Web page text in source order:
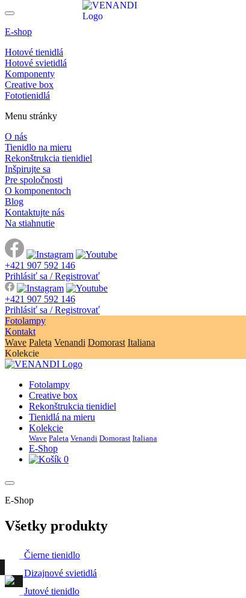
E-shop
Hotové tienidlá
Hotové svietidlá
Komponenty
Creative box
Fototienidlá
Menu stránky
O nás
Tienidlo na mieru
Rekonštrukcia tienidiel
Inšpirujte sa
Pre spoločnosti
O komponentoch
Blog
Kontaktujte nás
Na stiahnutie
+421 907 592 146
Prihlásiť sa / Registrovať
+421 907 592 146
Prihlásiť sa / Registrovať
Fotolampy
Kontakt
Wave Paleta Venandi Domorast Italiana
Kolekcie
Fotolampy
Creative box
Rekonštrukcia tienidiel
Tienidlá na mieru
Kolekcie
Wave Paleta Venandi Domorast Italiana
E-Shop
0
E-Shop
Všetky produkty
Čierne tienidlo
#Dizajnové svietidlá
Jutové tienidlo